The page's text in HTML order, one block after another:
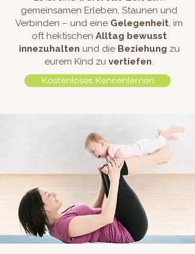
gemeinsamen Erleben, Staunen und
Verbinden – und eine Gelegenheit, im
oft hektischen Alltag bewusst
innezuhalten und die Beziehung zu
eurem Kind zu vertiefen.
Kostenloses Kennenlernen